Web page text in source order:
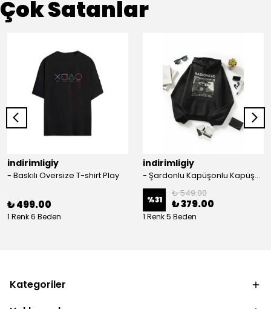
Çok Satanlar
indirimligiy
- Baskılı Oversize T-shirt Play
₺ 499.00
1 Renk 6 Beden
indirimligiy
- Şardonlu Kapüşonlu Kapüşonlu Kanguru Cep Oversize Lastik Paça Sweatshirt Takimi
%31
₺ 549.00
₺ 379.00
1 Renk 5 Beden
Kategoriler